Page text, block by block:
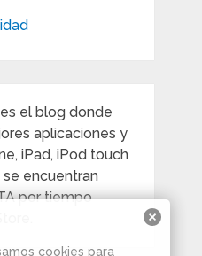
el blog donde
aplicaciones y
iPad, iPod touch
encuentran
por tiempo
cookies para